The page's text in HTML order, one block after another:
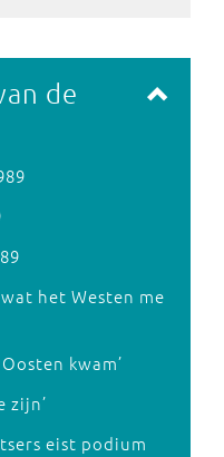
de
het Westen me
kwam’
zijn’
eist podium